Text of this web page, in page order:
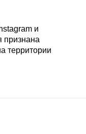
и
признана
территории